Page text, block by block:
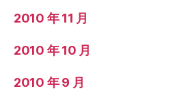
2010 年 11 月
2010 年 10 月
2010 年 9 月